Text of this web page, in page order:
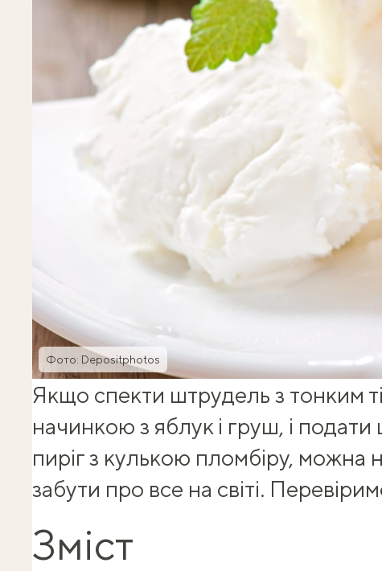
Фото: Depositphotos
Якщо спекти штрудель з тонким
начинкою з яблук і груш, і
пиріг з кулькою пломбіру, можна
забути про все на світі.
Зміст